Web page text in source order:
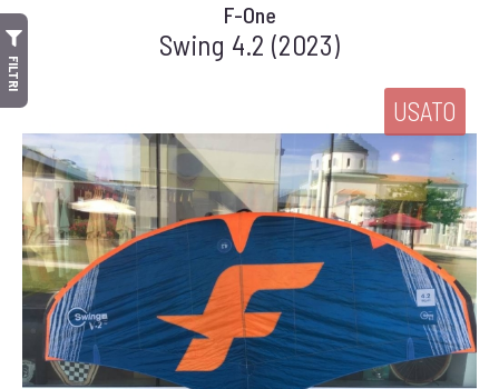
FILTRI
F-One
Swing 4.2 (2023)
USATO